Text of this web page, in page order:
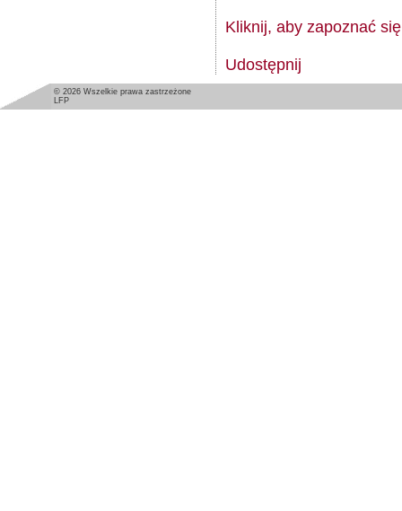
Kliknij, aby zapoznać
Udostępnij
© 2026 Wszelkie prawa zastrzeżone
LFP